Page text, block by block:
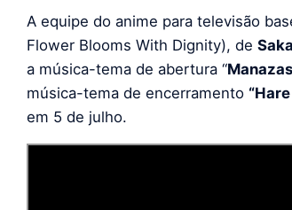
A equipe do anime para televisão
Flower Blooms With Dignity), de
a música-tema de abertura “
música-tema de encerramento
em 5 de julho.